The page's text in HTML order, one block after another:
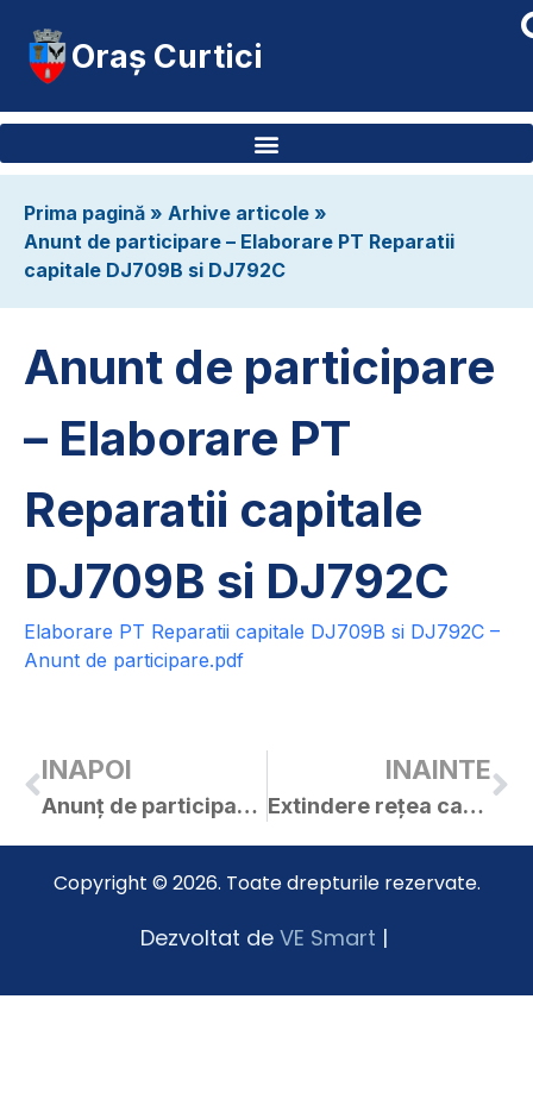
Oraș Curtici
Prima pagină » Arhive articole »
Anunt de participare – Elaborare PT Reparatii
capitale DJ709B si DJ792C
Anunt de participare
– Elaborare PT
Reparatii capitale
DJ709B si DJ792C
Elaborare PT Reparatii capitale DJ709B si DJ792C –
Anunt de participare.pdf
INAPOI
Anunț de participare – Extindere rețea de apă – str. M.Viteazu, V.Alexandri, N.Filipescu, Moților
INAINTE
Extindere rețea canalizare str.Nicolae Filipescu – capăt str.Ghioceilor, str.Mihai Viteazul, str.Andrei Șaguna (între str.1Decembrie 1918 – str.Primăriei), str.Cloșca (între Eminescu – str.Ion Rusu Șirianu), str.Vasile Goldis (str.Coșbuc, str.Vasile Lucaciu)
Copyright © 2026. Toate drepturile rezervate.
Dezvoltat de VE Smart |